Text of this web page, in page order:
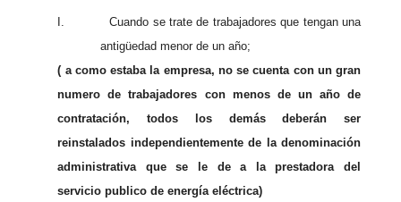
I.
Cuando se trate de trabajadores que tengan una
antigüedad menor de un año;
( a como estaba la empresa, no se cuenta con un gran
numero de trabajadores con menos de un año de
contratación, todos los demás deberán ser
reinstalados independientemente de la denominación
administrativa que se le de a la prestadora del
servicio publico de energía eléctrica)